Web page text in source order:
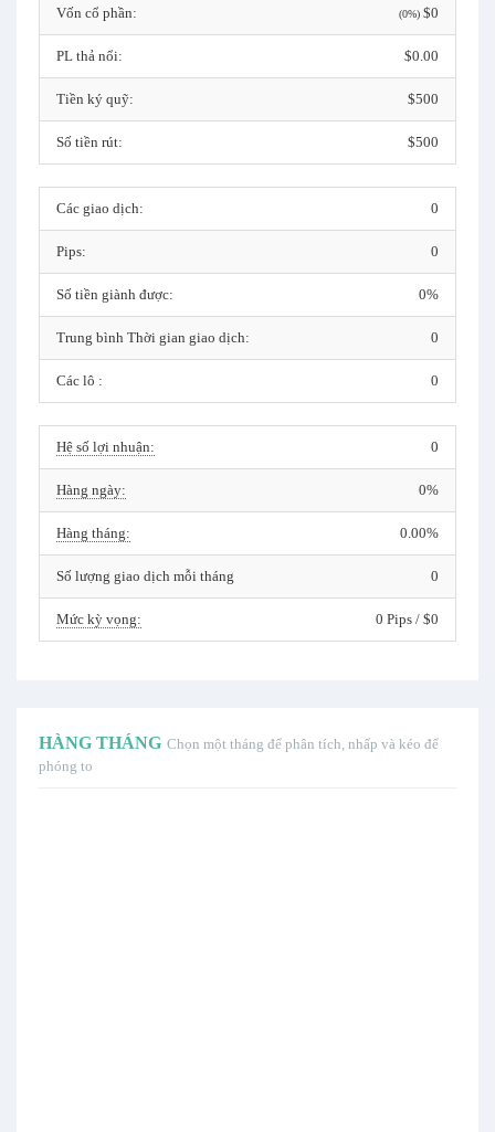
Vốn cổ phần: (0%) $0
PL thả nổi: $0.00
Tiền ký quỹ: $500
Số tiền rút: $500
Các giao dịch: 0
Pips: 0
Số tiền giành được: 0%
Trung bình Thời gian giao dịch: 0
Các lô : 0
Hệ số lợi nhuận: 0
Hàng ngày: 0%
Hàng tháng: 0.00%
Số lượng giao dịch mỗi tháng 0
Mức kỳ vọng: 0 Pips / $0
HÀNG THÁNG Chọn một tháng để phân tích, nhấp và kéo để
phóng to